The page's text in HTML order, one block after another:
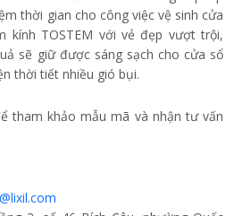
thời gian cho công việc vệ sinh cửa
kính TOSTEM với vẻ đẹp vượt trội,
sẽ giữ được sáng sạch cho cửa sổ
thời tiết nhiều gió bụi.
tham khảo mẫu mã và nhận tư vấn